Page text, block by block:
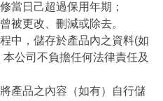
當日己超過保用年期；
被更改、刪減或除去。
中，儲存於產品內之資料(如
公司不負擔任何法律責任及
產品之內容（如有）自行儲